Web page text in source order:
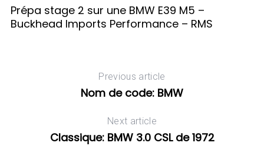
Prépa stage 2 sur une BMW E39 M5 –
Buckhead Imports Performance – RMS
Previous article
Nom de code: BMW
Next article
Classique: BMW 3.0 CSL de 1972